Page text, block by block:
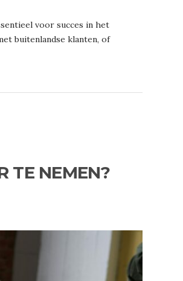
voor succes in het
buitenlandse klanten, of
TE NEMEN?